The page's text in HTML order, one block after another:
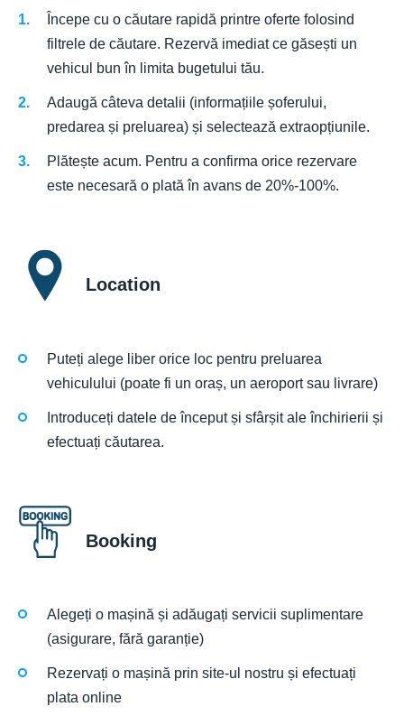
Începe cu o căutare rapidă printre oferte folosind
filtrele de căutare. Rezervă imediat ce găsești un
vehicul bun în limita bugetului tău.
Adaugă câteva detalii (informațiile șoferului,
predarea și preluarea) și selectează extraopțiunile.
Plătește acum. Pentru a confirma orice rezervare
este necesară o plată în avans de 20%-100%.
Location
Puteți alege liber orice loc pentru preluarea
vehiculului (poate fi un oraș, un aeroport sau livrare)
Introduceți datele de început și sfârșit ale închirierii și
efectuați căutarea.
Booking
Alegeți o mașină și adăugați servicii suplimentare
(asigurare, fără garanție)
Rezervați o mașină prin site-ul nostru și efectuați
plata online